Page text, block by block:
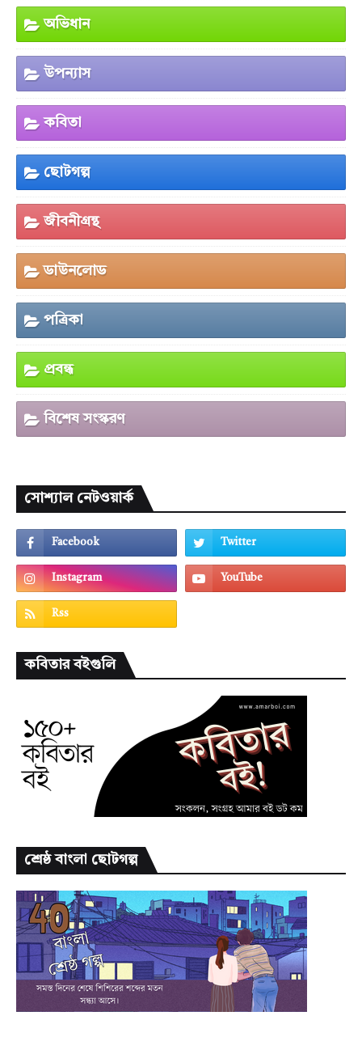
অভিধান
উপন্যাস
কবিতা
ছোটগল্প
জীবনীগ্রন্থ
ডাউনলোড
পত্রিকা
প্রবন্ধ
বিশেষ সংস্করণ
সোশ্যাল নেটওয়ার্ক
কবিতার বইগুলি
শ্রেষ্ঠ বাংলা ছোটগল্প